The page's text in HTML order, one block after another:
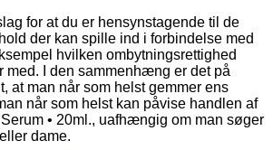
for at du er hensynstagende til de
der kan spille ind i forbindelse med
hvilken ombytningsrettighed
med. I den sammenhæng er det på
at man når som helst gemmer ens
når som helst kan påvise handlen af
• 20ml., uafhængig om man søger
dame.